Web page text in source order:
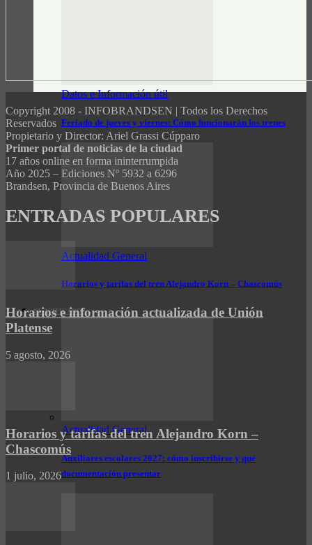
Datos e Información útil
Feriado de jueves y viernes: Cómo funcionarán los trenes
Actualidad General
Horarios y tarifas del tren Alejandro Korn – Chascomús
CLASIFICADOS
Actualidad General
Auxiliares escolares 2027: cómo inscribirse y qué
documentación presentar
Copyright 2008 - INFOBRANDSEN | Todos los Derechos
Reservados
Propietario y Director: Ariel Grassi Cúpparo
Primer portal de noticias de la ciudad
17 años online en forma ininterrumpida
Año 2025 – Ediciones Nº 5932 a 6296
Brandsen, Provincia de Buenos Aires
ENTRADAS POPULARES
Horarios e información actualizada de Unión
Platense
5 agosto, 2026
Horarios y tarifas del tren Alejandro Korn –
Chascomús
1 julio, 2026